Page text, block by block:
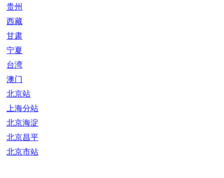
贵州
西藏
甘肃
宁夏
台湾
澳门
北京站
上海分站
北京海淀
北京昌平
北京市站